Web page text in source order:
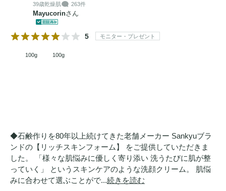
39歳乾燥肌 263件
Mayucorinさん
5 モニター・プレゼント
100g 100g
◆石鹸作りを80年以上続けてきた老舗メーカー Sankyuブラ
ンドの【リッチスキンフォーム】 をご提供していただきま
した。 「様々な肌悩みに優しく寄り添い 洗うたびに肌が整
っていく」 というスキンケアのような洗顔クリーム。 肌悩
みに合わせて選ぶことがで...続きを読む